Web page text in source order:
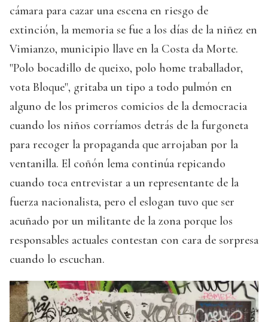
cámara para cazar una escena en riesgo de
extinción, la memoria se fue a los días de la niñez en
Vimianzo, municipio llave en la Costa da Morte.
"Polo bocadillo de queixo, polo home traballador,
vota Bloque", gritaba un tipo a todo pulmón en
alguno de los primeros comicios de la democracia
cuando los niños corríamos detrás de la furgoneta
para recoger la propaganda que arrojaban por la
ventanilla. El coñón lema continúa repicando
cuando toca entrevistar a un representante de la
fuerza nacionalista, pero el eslogan tuvo que ser
acuñado por un militante de la zona porque los
responsables actuales contestan con cara de sorpresa
cuando lo escuchan.